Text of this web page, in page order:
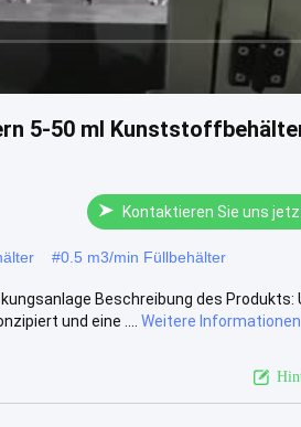
5-50 ml
Kontaktieren Sie uns
#0.5 m3/min Füllbehälter
Beschreibung des Produkts:
und eine ....
Weitere Informationen